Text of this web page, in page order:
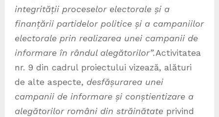
integrității proceselor electorale și a
finanțării partidelor politice și a campaniilor
electorale prin realizarea unei campanii de
informare în rândul alegătorilor”.Activitatea
nr. 9 din cadrul proiectului vizează, alături
de alte aspecte, desfășurarea unei
campanii de informare și conștientizare a
alegătorilor români din străinătate privind